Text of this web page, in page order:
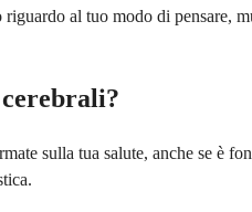
al tuo modo di pensare,
sulla tua salute, anche se è